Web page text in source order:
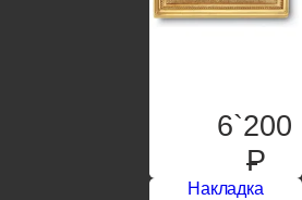
6`200
P
Накладка